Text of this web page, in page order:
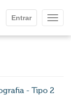
Entrar
- Tipo 2